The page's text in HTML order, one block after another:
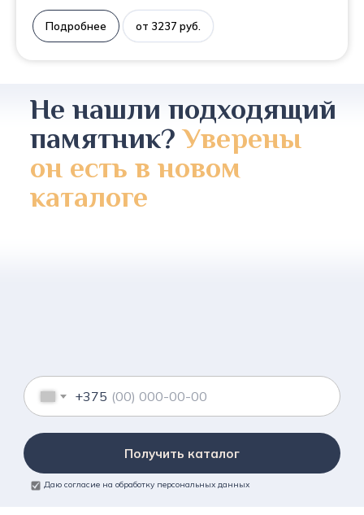
Подробнее от 3237 руб.
Не нашли подходящий
памятник?Уверены
он есть в новом
каталоге
+375
Получить каталог
Даю согласие на обработку персональных данных